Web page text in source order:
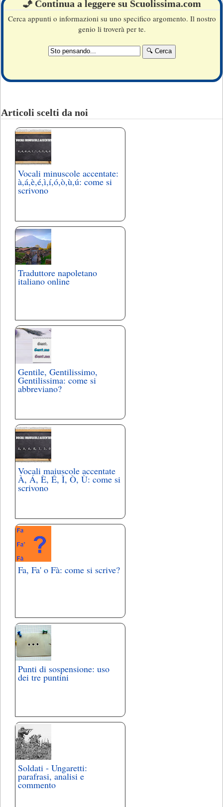
🧞 Continua a leggere su Scuolissima.com
Cerca appunti o informazioni su uno specifico argomento. Il nostro
genio li troverà per te.
Articoli scelti da noi
Vocali minuscole accentate:
à,á,è,é,ì,í,ó,ò,ù,ú: come si
scrivono
Traduttore napoletano
italiano online
Gentile, Gentilissimo,
Gentilissima: come si
abbreviano?
Vocali maiuscole accentate
À, Á, È, É, Ì, Ò, Ù: come si
scrivono
Fa, Fa' o Fà: come si scrive?
Punti di sospensione: uso
dei tre puntini
Soldati - Ungaretti:
parafrasi, analisi e
commento